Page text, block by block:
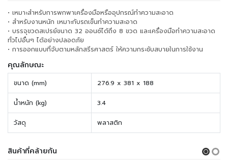
• เหมาะสำหรับการพกพาเครื่องมือหรืออุปกรณ์ทำความสะอาด
• สำหรับงานหนัก เหมาะกับรถเข็นทำความสะอาด
• บรรจุขวดสเปรย์ขนาด 32 ออนซ์ได้ถึง 8 ขวด และเครื่องมือทำความสะอาด
ทั่วไปอื่นๆ ได้อย่างปลอดภัย
• การออกแบบที่จับตามหลักสรีรศาสตร์ ให้ความกระชับสบายในการใช้งาน
คุณลักษณะ
ขนาด (mm) 276.9 x 381 x 188
น้ำหนัก (kg) 3.4
วัสดุ พลาสติก
สินค้าที่คล้ายกัน